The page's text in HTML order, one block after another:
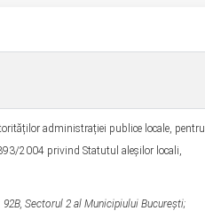
administrației publice locale, pentru
2004 privind Statutul aleșilor locali,
Sectorul 2 al Municipiului Bucureşti;